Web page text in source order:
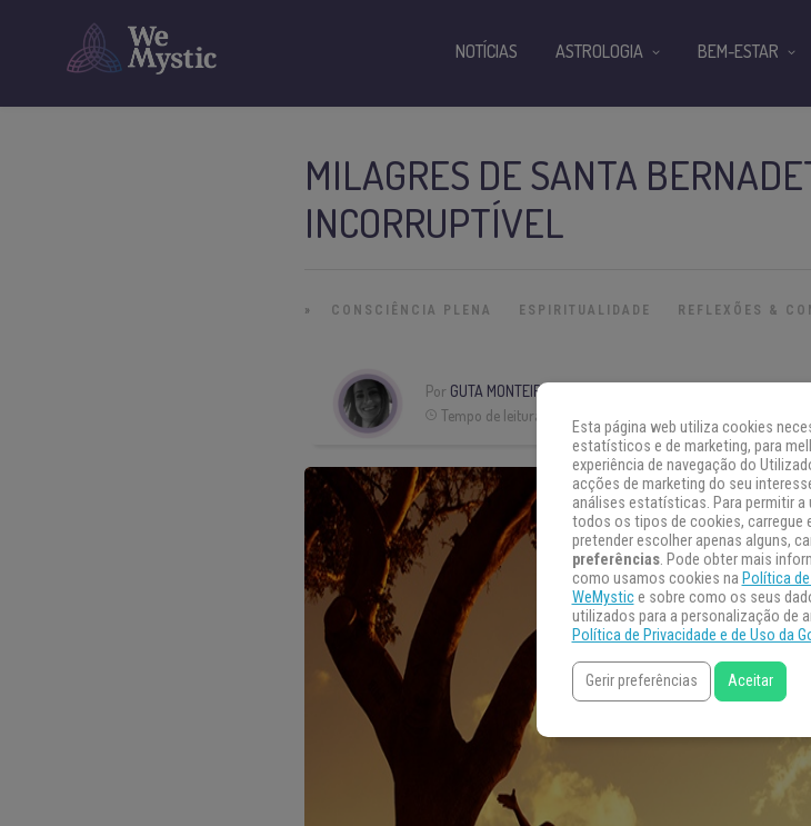
MILAGRES DE SANTA
INCORRUPTÍVEL
» CONSCIÊNCIA PLENA ESPIRITUALIDADE REFLEXÕES &
Por GUTA MONTEIRO
Tempo de leitura:
NOTÍCIAS ASTROLOGIA BEM-ESTAR
Esta página web utiliza cookies
estatísticos e de marketing, para
experiência de navegação do
acções de marketing do seu
análises estatísticas. Para permitir a
todos os tipos de cookies, carregue
pretender escolher apenas alguns,
preferências. Pode obter mais
como usamos cookies na Política
WeMystice sobre como os seus
utilizados para a personalização de
Política de Privacidade e de Uso da
Gerir preferências Aceitar